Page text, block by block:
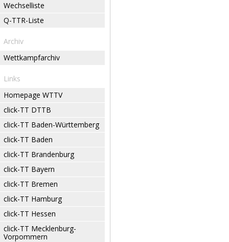
Wechselliste
Q-TTR-Liste
Archiv
Wettkampfarchiv
Links
Homepage WTTV
click-TT DTTB
click-TT Baden-Württemberg
click-TT Baden
click-TT Brandenburg
click-TT Bayern
click-TT Bremen
click-TT Hamburg
click-TT Hessen
click-TT Mecklenburg-
Vorpommern